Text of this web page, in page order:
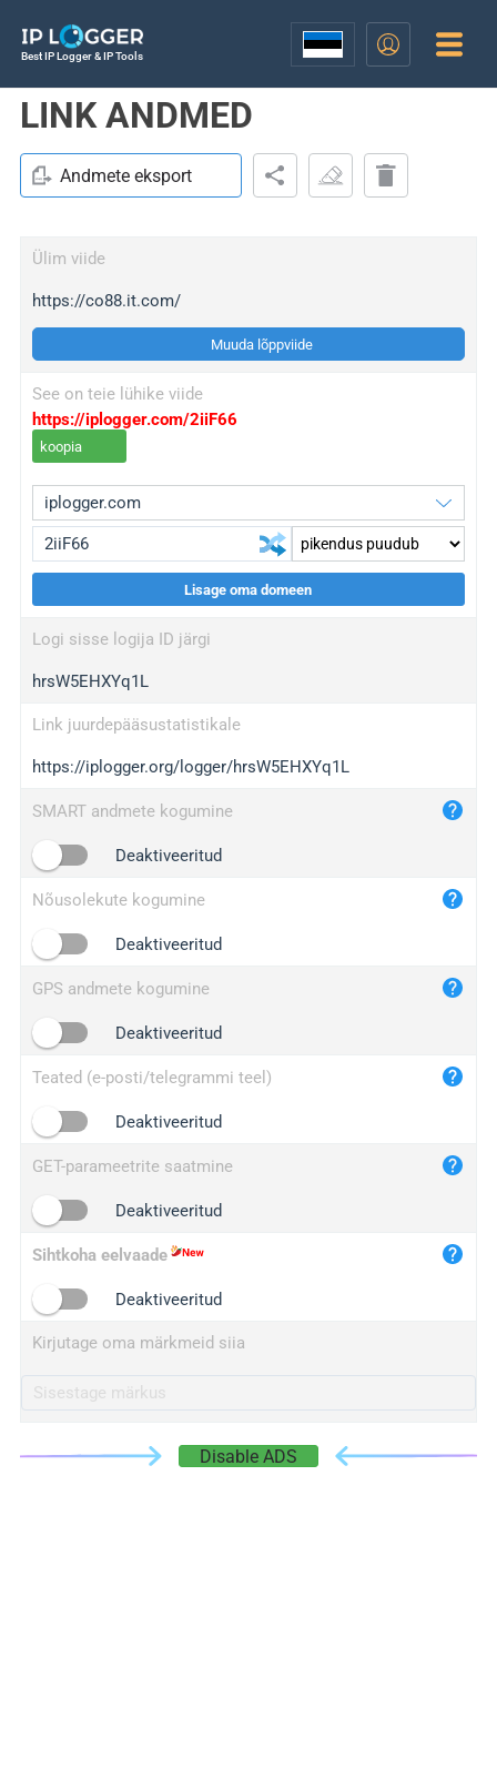
Best IP Logger & IP Tools
LINK ANDMED
Andmete eksport
Ülim viide
https://co88.it.com/
Muuda lõppviide
See on teie lühike viide
https://iplogger.com/2iiF66
koopia
wl.gl
ed.tc
bc.ax
iplogger.com
maper.info
2no.co
yip.su
iplogger.info
Lisage oma domeen
Logi sisse logija ID järgi
hrsW5EHXYq1L
Link juurdepääsustatistikale
https://iplogger.org/logger/hrsW5EHXYq1L
SMART andmete kogumine
Deaktiveeritud
Nõusolekute kogumine
Deaktiveeritud
GPS andmete kogumine
Deaktiveeritud
Teated (e-posti/telegrammi teel)
Deaktiveeritud
GET-parameetrite saatmine
Deaktiveeritud
Sihtkoha eelvaade
Deaktiveeritud
Kirjutage oma märkmeid siia
Disable ADS